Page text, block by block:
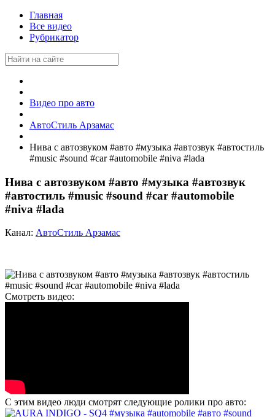
Главная
Все видео
Рубрикатор
Видео про авто
АвтоСтиль Арзамас
Нива с автозвуком #авто #музыка #автозвук #автостиль
#music #sound #car #automobile #niva #lada
Нива с автозвуком #авто #музыка #автозвук
#автостиль #music #sound #car #automobile
#niva #lada
Канал: АвтоСтиль Арзамас
Смотреть видео:
С этим видео люди смотрят следующие ролики про авто: